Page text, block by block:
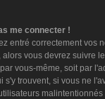
me connecter !
entré correctement vos
vous devrez suivre
vous-même, soit par
s'y trouvent, si vous ne